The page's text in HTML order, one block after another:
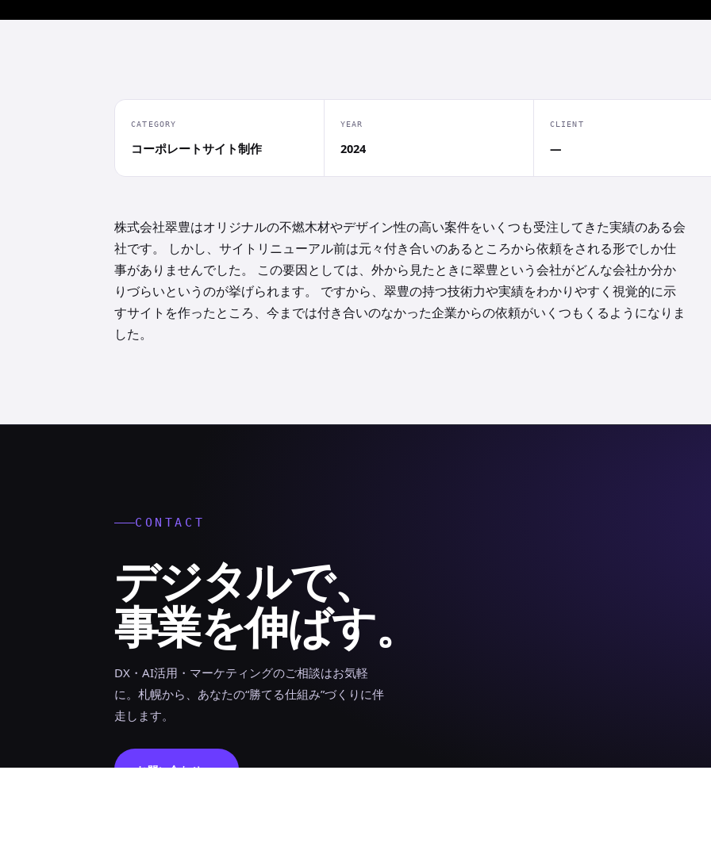
CATEGORY
コーポレートサイト制作
YEAR
2024
CLIENT
—
株式会社翠豊はオリジナルの不燃木材やデザイン性の高い案件をいくつも受注してきた実績のある会
社です。 しかし、サイトリニューアル前は元々付き合いのあるところから依頼をされる形でしか仕
事がありませんでした。 この要因としては、外から見たときに翠豊という会社がどんな会社か分か
りづらいというのが挙げられます。 ですから、翠豊の持つ技術力や実績をわかりやすく視覚的に示
すサイトを作ったところ、今までは付き合いのなかった企業からの依頼がいくつもくるようになりま
した。
CONTACT
デジタルで、
事業を伸ばす。
DX・AI活用・マーケティングのご相談はお気軽
に。札幌から、あなたの“勝てる仕組み”づくりに伴
走します。
お問い合わせ →